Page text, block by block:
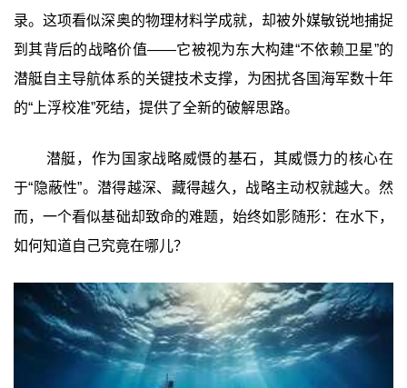
录。这项看似深奥的物理材料学成就，却被外媒敏锐地捕捉
到其背后的战略价值——它被视为东大构建“不依赖卫星”的
潜艇自主导航体系的关键技术支撑，为困扰各国海军数十年
的“上浮校准”死结，提供了全新的破解思路。
潜艇，作为国家战略威慑的基石，其威慑力的核心在
于“隐蔽性”。潜得越深、藏得越久，战略主动权就越大。然
而，一个看似基础却致命的难题，始终如影随形：在水下，
如何知道自己究竟在哪儿？